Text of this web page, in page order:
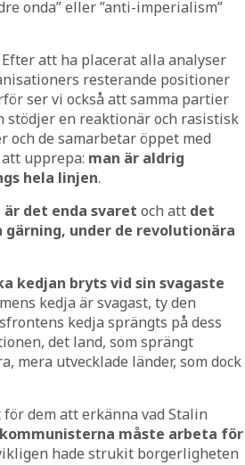
onda” eller ”anti-imperialism”
att ha placerat alla analyser
resterande positioner
ser vi också att samma partier
stödjer en reaktionär och rasistisk
de samarbetar öppet med
upprepa: man är aldrig
hela linjen.
det enda svaret och att det
under de revolutionära
kedjan bryts vid sin svagaste
kedja är svagast, ty den
kedja sprängts på dess
det land, som sprängt
mera utvecklade länder, som dock
dem att erkänna vad Stalin
kommunisterna måste arbeta för
hade strukit borgerligheten